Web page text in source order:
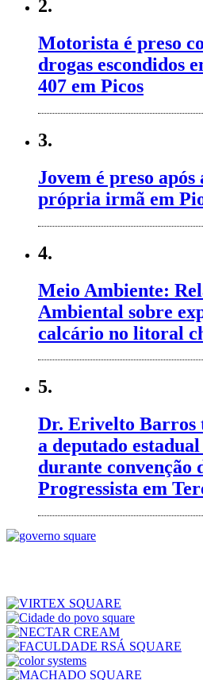
2.
Motorista é preso
drogas escondidos
407 em Picos
3.
Jovem é preso
própria irmã em
4.
Meio Ambiente:
Ambiental sobre
calcário no litoral
5.
Dr. Erivelto Barros
a deputado
durante convenção
Progressista em